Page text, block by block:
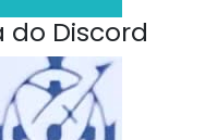
do Discord